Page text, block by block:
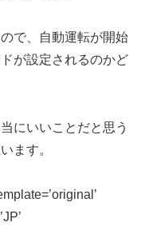
で、自動運転が開始
が設定されるのかど
にいいことだと思う
ます。